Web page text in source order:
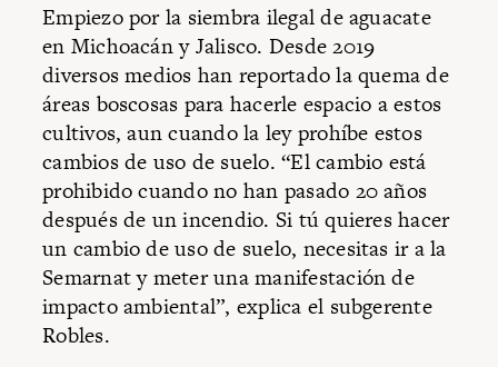
Empiezo por la siembra ilegal de aguacate
en Michoacán y Jalisco. Desde 2019
diversos medios han reportado la quema de
áreas boscosas para hacerle espacio a estos
cultivos, aun cuando la ley prohíbe estos
cambios de uso de suelo. “El cambio está
prohibido cuando no han pasado 20 años
después de un incendio. Si tú quieres hacer
un cambio de uso de suelo, necesitas ir a la
Semarnat y meter una manifestación de
impacto ambiental”, explica el subgerente
Robles.